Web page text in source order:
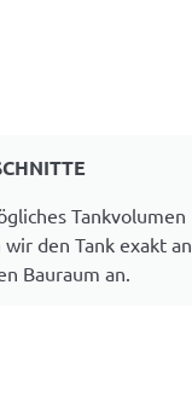
Tankvolumen
den Tank exakt an
Bauraum an.